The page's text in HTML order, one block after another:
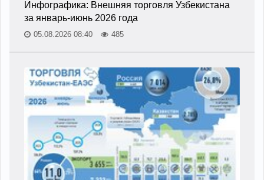
Инфографика: Внешняя торговля Узбекистана
за январь-июнь 2026 года
05.08.2026 08:40 485